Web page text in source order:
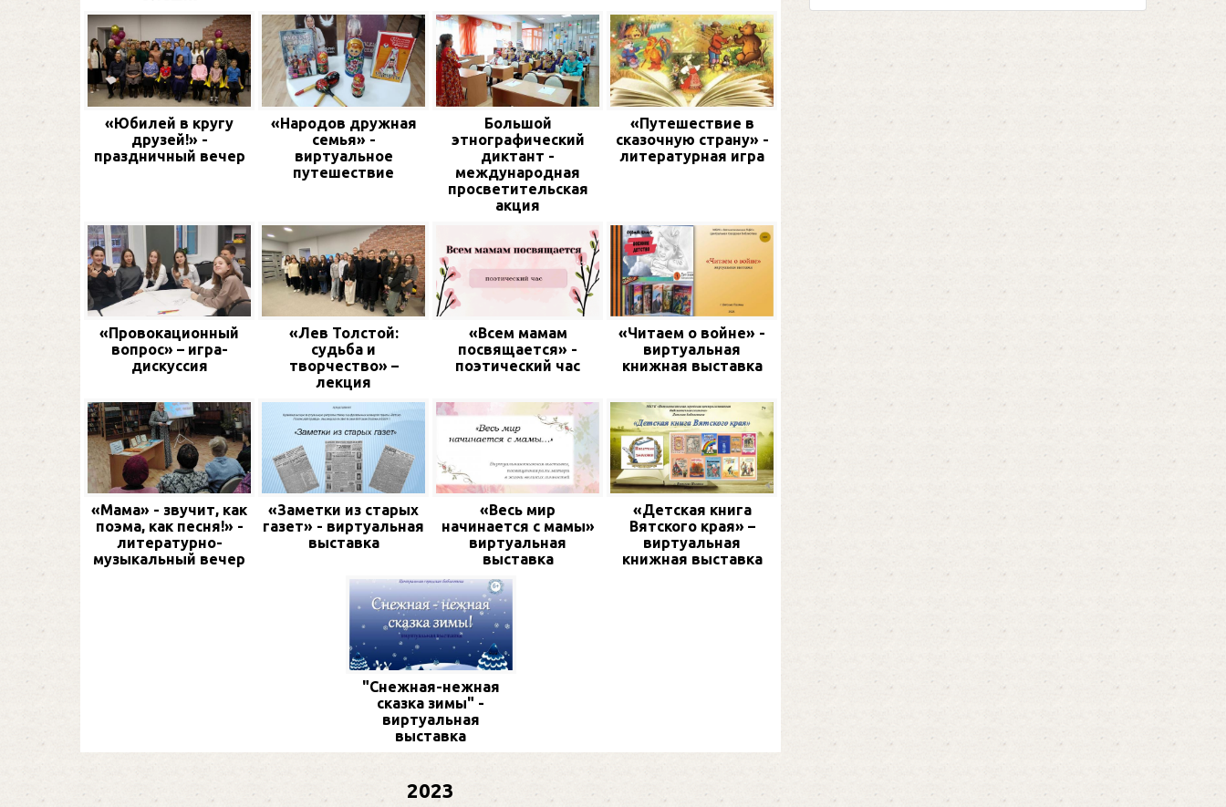
«Юбилей в кругу
друзей!» -
праздничный вечер
«Народов дружная
семья» -
виртуальное
путешествие
Большой
этнографический
диктант -
международная
просветительская
акция
«Путешествие в
сказочную страну» -
литературная игра
«Провокационный
вопрос» – игра-
дискуссия
«Лев Толстой:
судьба и
творчество» –
лекция
«Всем мамам
посвящается» -
поэтический час
«Читаем о войне» -
виртуальная
книжная выставка
«Мама» - звучит, как
поэма, как песня!» -
литературно-
музыкальный вечер
«Заметки из старых
газет» - виртуальная
выставка
«Весь мир
начинается с мамы»
виртуальная
выставка
«Детская книга
Вятского края» –
виртуальная
книжная выставка
"Снежная-нежная
сказка зимы" -
виртуальная
выставка
2023